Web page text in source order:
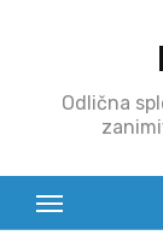
Odlična